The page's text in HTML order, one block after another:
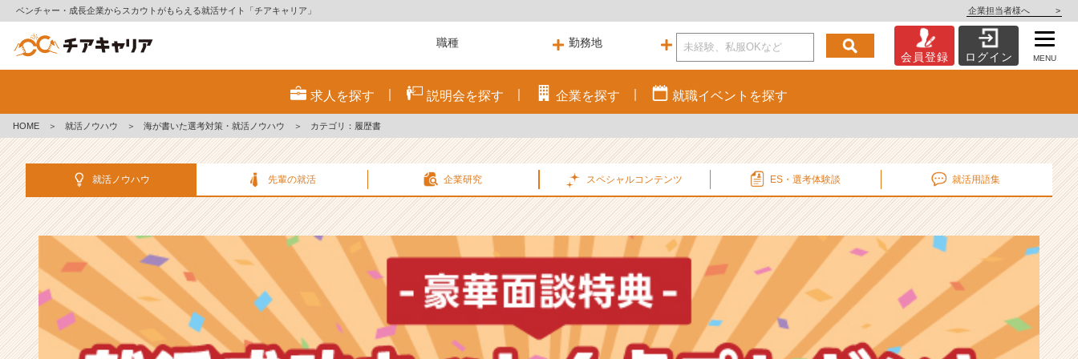
ベンチャー・成長企業からスカウトがもらえる就活サイト「チアキャリア」 企業担当者様へ >
策・
就
ノ
ハ
記
事
|
ベ
ン
チ
ー・
会員登録 ログイン MENU
求人を探す 説明会を探す 企業を探す 就職イベント を探す
HOME ＞ 就活ノウハウ ＞ 海が書いた選考対策・就活ノウハウ ＞ カテゴリ：履歴書
就活ノウハウ 先輩の就活 企業研究 スペシャルコンテンツ ES・選考体験談 就活用語集